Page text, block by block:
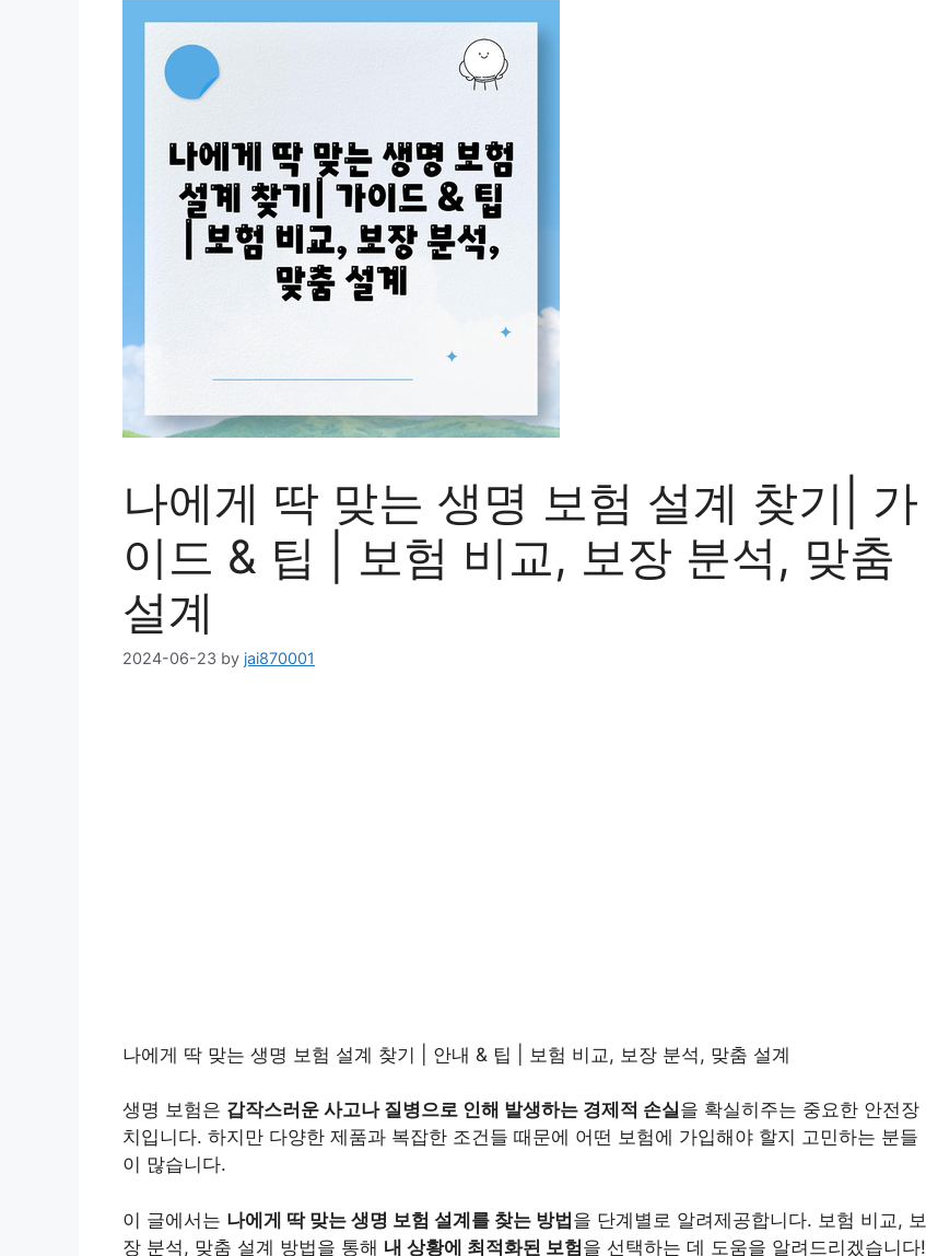
나에게 딱 맞는 생명 보험 설계 찾기| 가
이드 & 팁 | 보험 비교, 보장 분석, 맞춤
설계
2024-06-23 by jai870001
나에게 딱 맞는 생명 보험 설계 찾기 | 안내 & 팁 | 보험 비교, 보장 분석, 맞춤 설계
생명 보험은 갑작스러운 사고나 질병으로 인해 발생하는 경제적 손실을 확실히주는 중요한 안전장
치입니다. 하지만 다양한 제품과 복잡한 조건들 때문에 어떤 보험에 가입해야 할지 고민하는 분들
이 많습니다.
이 글에서는 나에게 딱 맞는 생명 보험 설계를 찾는 방법을 단계별로 알려제공합니다. 보험 비교, 보
장 분석, 맞춤 설계 방법을 통해 내 상황에 최적화된 보험을 선택하는 데 도움을 알려드리겠습니다!